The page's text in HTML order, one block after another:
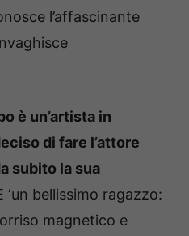
l’affascinante
è un’artista in
di fare l’attore
subito la sua
‘un bellissimo ragazzo:
magnetico e